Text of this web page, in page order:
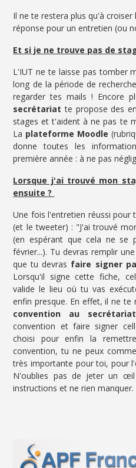
Il ne te restera plus qu'à
réponse pour un entretien (ou
Et si je ne trouve pas de
L'IUT ne te laisse pas tomber
long de la période de
regarder tes mails ! Encore
secrétariat te propose des
stages et t'aident à ne pas te
La plateforme Moodle
donne toutes les
première année : à ne pas
Lorsque j'ai trouvé mon
ensuite ?
Une fois l'entretien réussi pour
(et le tweeter) : "J'ai trouvé
(en espérant que cela ne se
février...). Tu devras remplir
que tu devras faire signer
Lorsqu'il signe cette fiche,
valide le lieu où tu vas
enfin presque. En effet, il ne te
convention au secrétariat
convention et faire signer
choisi pour enfin la
convention, tu ne peux
très importante pour toi, pour
N'oublies pas de jeter un
instructions et ne rien manquer.